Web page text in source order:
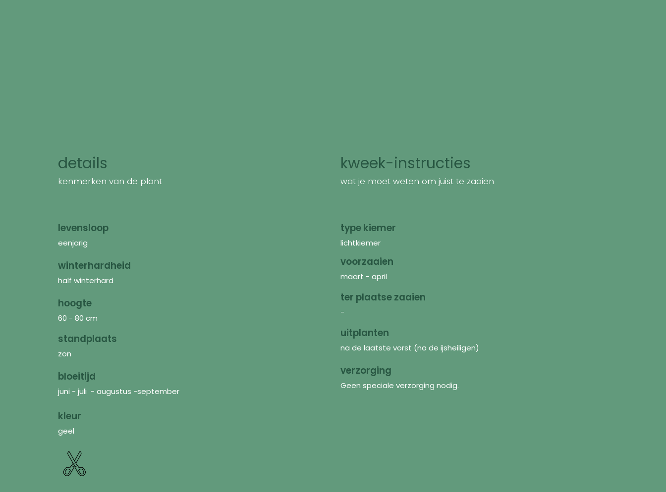
details
kenmerken van de plant
levensloop
eenjarig
winterhardheid
half winterhard
hoogte
60 - 80 cm
standplaats
zon
bloeitijd
juni - juli - augustus -september
kleur
geel
kweek-instructies
wat je moet weten om juist te zaaien
type kiemer
lichtkiemer
voorzaaien
maart - april
ter plaatse zaaien
-
uitplanten
na de laatste vorst (na de ijsheiligen)
verzorging
Geen speciale verzorging nodig.